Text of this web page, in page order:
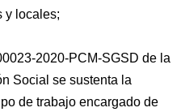
y locales;
2020-PCM-SGSD de la
Social se sustenta la
de trabajo encargado de